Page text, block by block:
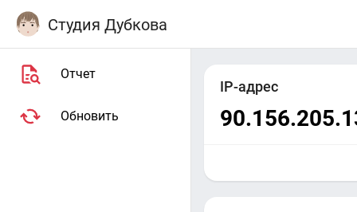
Студия Дубкова
Отчет
Обновить
IP-адрес